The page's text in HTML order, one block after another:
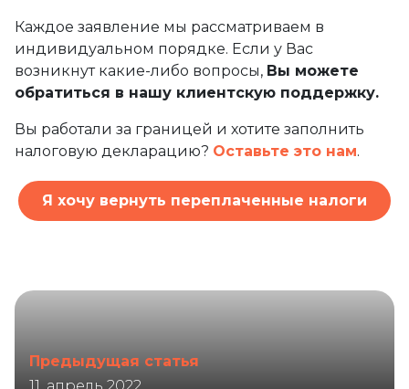
Каждое заявление мы рассматриваем в
индивидуальном порядке. Если у Вас
возникнут какие-либо вопросы, Вы можете
обратиться в нашу клиентскую поддержку.
Вы работали за границей и хотите заполнить
налоговую декларацию? Оставьте это нам.
Я хочу вернуть переплаченные налоги
Предыдущая статья